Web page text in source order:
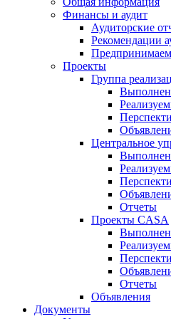
Финансы и аудит
Аудиторские
Рекомендации
Проекты
Группа
Центральное
Отчеты
Проекты CASA
Отчеты
Объявления
Документы